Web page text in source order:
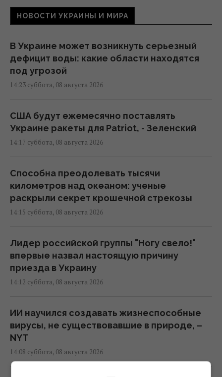
НОВОСТИ УКРАИНЫ И МИРА
В Украине может возникнуть серьезный
дефицит воды: какие области находятся
под угрозой
14:23 суббота, 08 августа 2026
США будут ежемесячно поставлять
Украине ракеты для Patriot, - Зеленский
14:17 суббота, 08 августа 2026
Способна преодолевать тысячи
километров над океаном: ученые
раскрыли секрет крошечной стрекозы
14:15 суббота, 08 августа 2026
Лидер российской группы "Ногу свело!"
впервые назвал настоящую причину
приезда в Украину
14:12 суббота, 08 августа 2026
ИИ научился создавать жизнеспособные
вирусы, не существовавшие в природе, –
NYT
14:08 суббота, 08 августа 2026